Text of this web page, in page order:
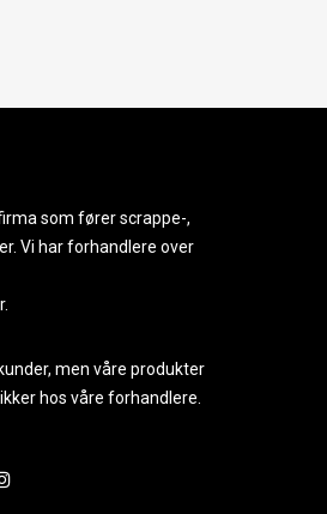
som fører scrappe-,
Vi har forhandlere over
men våre produkter
hos våre forhandlere.